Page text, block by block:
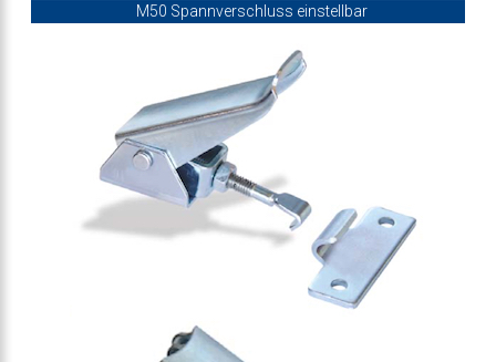
M50 Spannverschluss einstellbar